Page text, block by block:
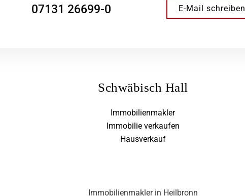
07131 26699-0 E-Mail schreiben
Schwäbisch Hall
Immobilienmakler
Immobilie verkaufen
Hausverkauf
Immobilienmakler in Heilbronn